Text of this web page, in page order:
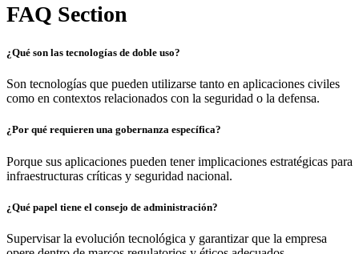
FAQ Section
¿Qué son las tecnologías de doble uso?
Son tecnologías que pueden utilizarse tanto en aplicaciones civiles
como en contextos relacionados con la seguridad o la defensa.
¿Por qué requieren una gobernanza específica?
Porque sus aplicaciones pueden tener implicaciones estratégicas para
infraestructuras críticas y seguridad nacional.
¿Qué papel tiene el consejo de administración?
Supervisar la evolución tecnológica y garantizar que la empresa